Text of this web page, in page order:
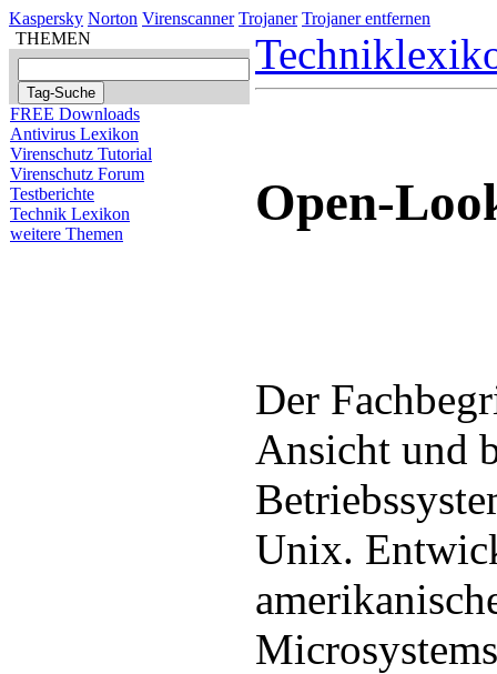
Kaspersky Norton Virenscanner Trojaner Trojaner entfernen
THEMEN
FREE Downloads
Antivirus Lexikon
Virenschutz Tutorial
Virenschutz Forum
Testberichte
Technik Lexikon
weitere Themen
Open-
Der
Ansicht und
Unix.